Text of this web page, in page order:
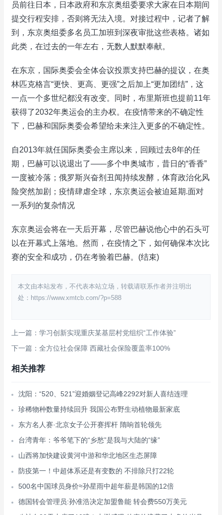
员前往日本，日本政府和东京奥组委要求大家在日本期间
提交行程安排，否则将无法入境。对接过程中，记者了解
到，东京奥组委多名员工加班到深夜审批这些表格。诸如
此类，在过去的一年左右，无数人默默奉献。
在东京，国际奥委会全体会议投票支持巴赫的提议，在奥
林匹克格言“更快、更高、更强”之后加上“更加团结”，这
一点一个多世纪都没有改变。同时，布里斯班也提前11年
获得了2032年奥运会的主办权。在疫情带来的不确定性
下，巴赫和国际奥委会希望给未来注入更多的不确定性。
自2013年就任国际奥委会主席以来，回顾过去8年的任
期，巴赫可以说退出了——多个申奥城市，昔日的“香香”
一度被冷落；俄罗斯兴奋剂丑闻持续发酵，体育政治化风
险突然加剧；疫情肆虐全球，东京奥运会被迫延期.面对
一系列的复杂情况
东京奥运会将在一天后开幕，尽管巴赫说他心中的石头可
以在开幕式上落地。然而，在疫情之下，如何确保本次比
赛的安全和成功，仍在考验着巴赫。(结束)
本文由本站发布，不代表本站立场，转载请联系作者并注明出
处：https://www.xmtcb.com/?p=588
上一篇：学习创新实现重庆某基层村党组织“工作体验”
下一篇：全方位社会保障 西藏社会保险覆盖率100%
相关推荐
沈阳：“520、521”迎婚姻登记高峰2292对新人喜结连理
珍稀物种数量持续回升 我国公布野生动植物最新家底
东方名人赛·北京女子公开赛挥杆 隋响首轮领先
台湾青年：爷爷笔下的“乡愁”是我与大陆的“缘”
山西将加快建设黄河中游和华北地区生态屏障
防疫第一！中超体系还是有变数的 不排除只打22轮
500名中国球员身价≈孙星雨中超年薪是韩国的12倍
德国转会管理员:孙准浩决定加盟鲁能 转会费550万美元